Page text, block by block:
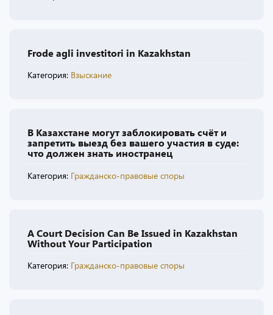
Frode agli investitori in Kazakhstan
Категория: Взыскание
В Казахстане могут заблокировать счёт и
запретить выезд без вашего участия в суде:
что должен знать иностранец
Категория: Гражданско-правовые споры
A Court Decision Can Be Issued in Kazakhstan
Without Your Participation
Категория: Гражданско-правовые споры